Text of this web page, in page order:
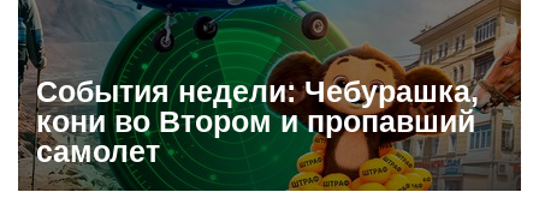
События недели: Чебурашка,
кони во Втором и пропавший
самолет